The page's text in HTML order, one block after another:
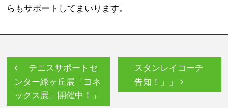
らもサポートしてまいります。
「スタンレイコーチ
「告知！」」
「テニスサポートセ
ンター緑ヶ丘展「ヨネ
ックス展」開催中！」